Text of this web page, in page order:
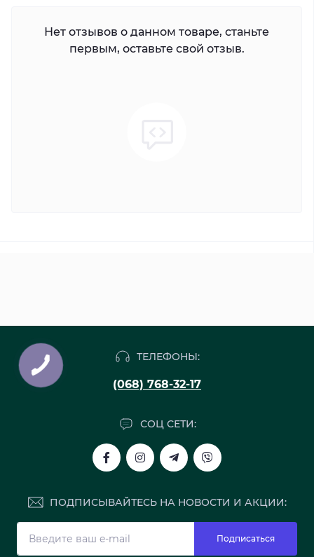
Нет отзывов о данном товаре, станьте
первым, оставьте свой отзыв.
ТЕЛЕФОНЫ:
(068) 768-32-17
СОЦ СЕТИ:
ПОДПИСЫВАЙТЕСЬ НА НОВОСТИ И АКЦИИ:
Подписаться